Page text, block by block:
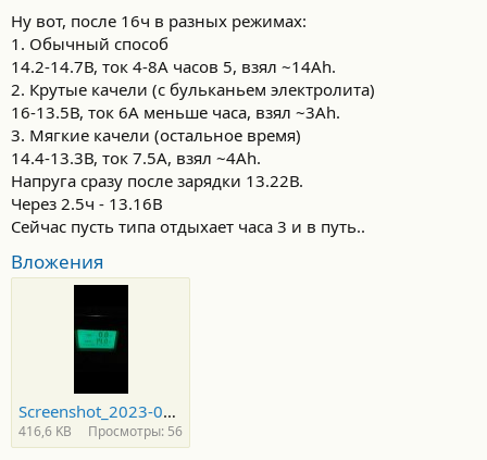
Ну вот, после 16ч в разных режимах:
1. Обычный способ
14.2-14.7В, ток 4-8А часов 5, взял ~14Ah.
2. Крутые качели (с бульканьем электролита)
16-13.5В, ток 6A меньше часа, взял ~3Ah.
3. Мягкие качели (остальное время)
14.4-13.3В, ток 7.5А, взял ~4Аh.
Напруга сразу после зарядки 13.22В.
Через 2.5ч - 13.16В
Сейчас пусть типа отдыхает часа 3 и в путь..
Вложения
Screenshot_2023-02-26-12-27-33-806_com.miui.gallery.jpg
416,6 KB Просмотры: 56